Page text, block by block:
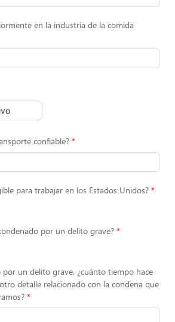
en la industria de la comida
confiable?
para trabajar en los Estados Unidos?
por un delito grave?
por un delito grave, ¿cuánto tiempo hace
detalle relacionado con la condena que